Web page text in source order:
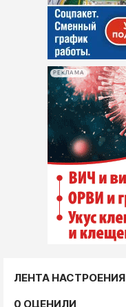
РЕКЛАМА
ЛЕНТА НАСТРОЕНИЯ
0 ОЦЕНИЛИ